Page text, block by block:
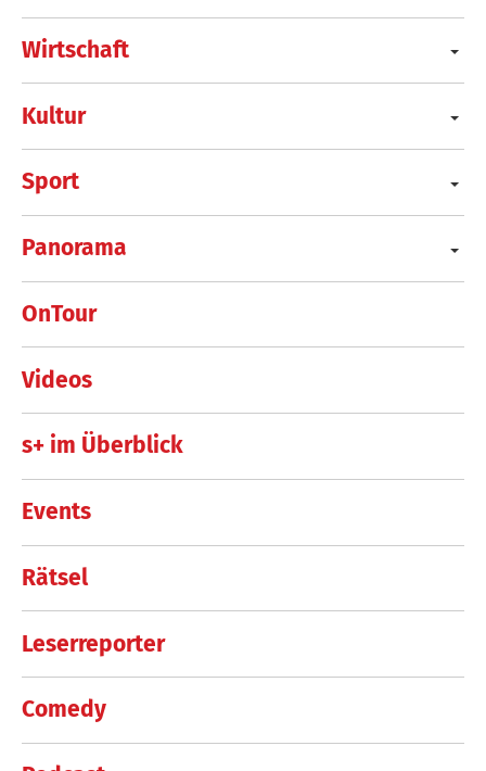
Wirtschaft
Kultur
Sport
Panorama
OnTour
Videos
s+ im Überblick
Events
Rätsel
Leserreporter
Comedy